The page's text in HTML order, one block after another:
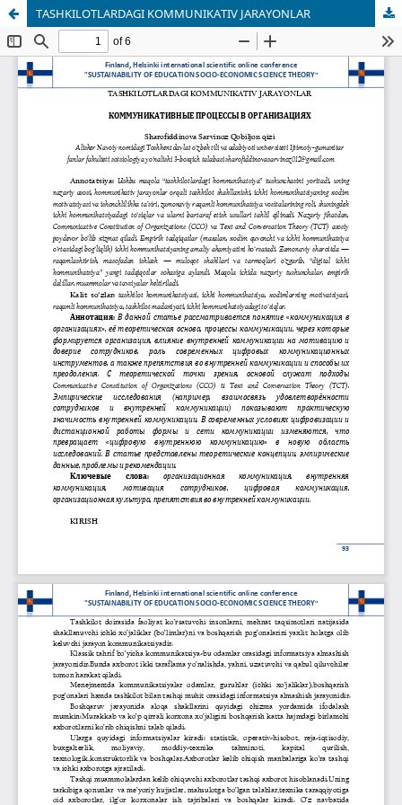
TASHKILOTLARDAGI KOMMUNIKATIV JARAYONLAR